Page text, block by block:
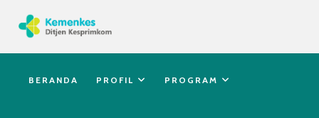
BERANDA PROFIL PROGRAM